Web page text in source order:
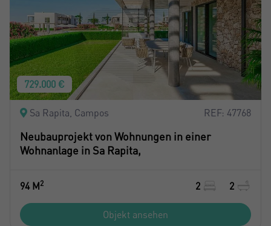
729.000 €
Sa Rapita, Campos REF: 47768
Neubauprojekt von Wohnungen in einer
Wohnanlage in Sa Rapita,
94 M2 2 2
Objekt ansehen